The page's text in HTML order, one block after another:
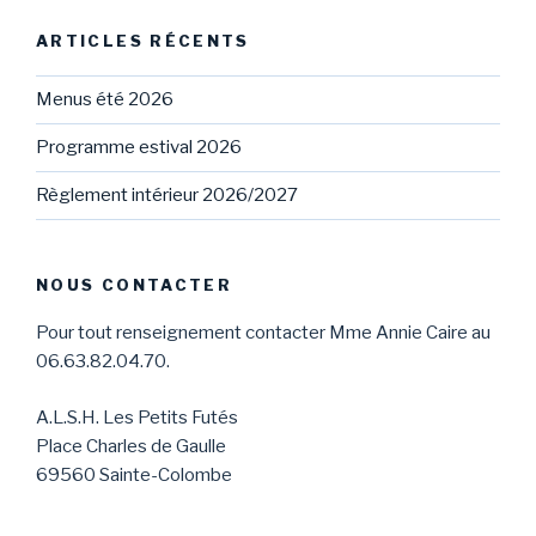
ARTICLES RÉCENTS
Menus été 2026
Programme estival 2026
Règlement intérieur 2026/2027
NOUS CONTACTER
Pour tout renseignement contacter Mme Annie Caire au
06.63.82.04.70.
A.L.S.H. Les Petits Futés
Place Charles de Gaulle
69560 Sainte-Colombe